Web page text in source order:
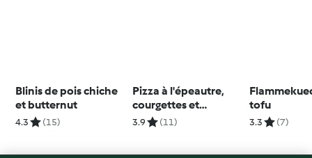
Blinis de pois chiche
et butternut
4.3 (15)
Pizza à l'épeautre,
courgettes et
aubergines
3.9 (11)
tofu
3.3 (7)